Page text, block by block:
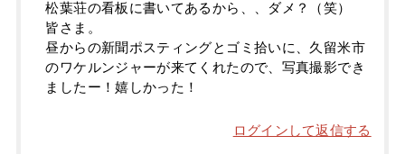
松葉荘の看板に書いてあるから、、ダメ？（笑）
皆さま。
昼からの新聞ポスティングとゴミ拾いに、久留米市
のワケルンジャーが来てくれたので、写真撮影でき
ましたー！嬉しかった！
ログインして返信する